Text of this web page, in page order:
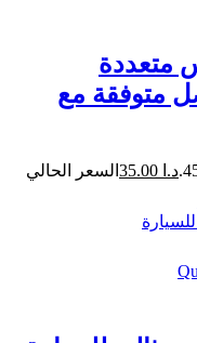
متعددة
متوفقة مع
د.ا
السعر الحالي